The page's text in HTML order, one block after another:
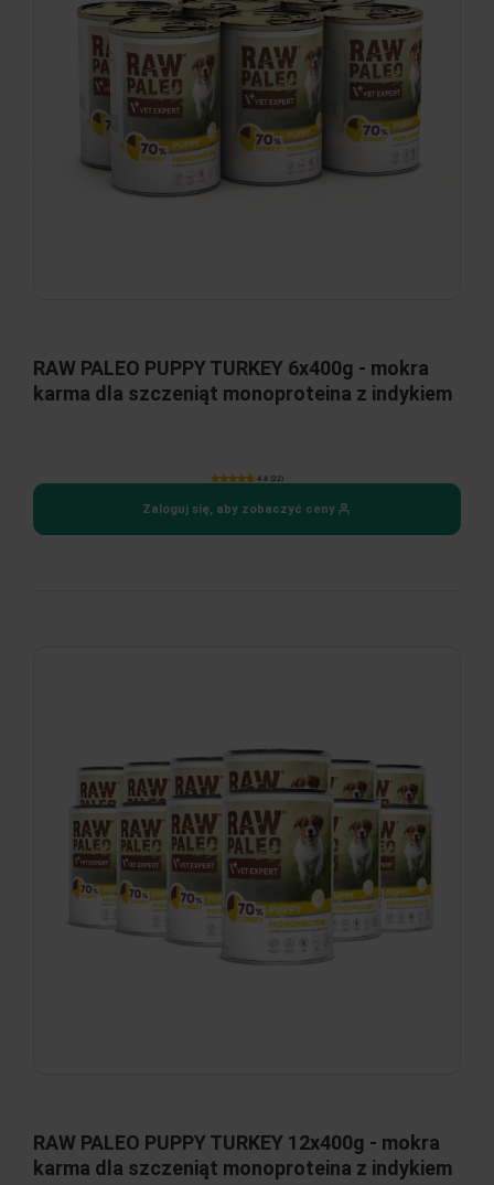
RAW PALEO PUPPY TURKEY 6x400g - mokra
karma dla szczeniąt monoproteina z indykiem
4.8 (22)
Zaloguj się, aby zobaczyć ceny
RAW PALEO PUPPY TURKEY 12x400g - mokra
karma dla szczeniąt monoproteina z indykiem